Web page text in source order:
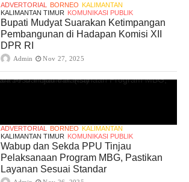
ADVERTORIAL BORNEO KALIMANTAN
KALIMANTAN TIMUR KOMUNIKASI PUBLIK
Bupati Mudyat Suarakan Ketimpangan
Pembangunan di Hadapan Komisi XII
DPR RI
Admin Nov 27, 2025
ADVERTORIAL BORNEO KALIMANTAN
KALIMANTAN TIMUR KOMUNIKASI PUBLIK
Wabup dan Sekda PPU Tinjau
Pelaksanaan Program MBG, Pastikan
Layanan Sesuai Standar